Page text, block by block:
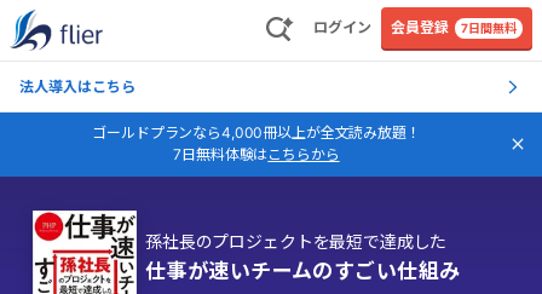
ログイン 会員登録 7日間無料
法人導入はこちら
ゴールドプランなら4,000冊以上が全文読み放題！
7日無料体験はこちらから
孫社長のプロジェクトを最短で達成した
仕事が速いチームのすごい仕組み